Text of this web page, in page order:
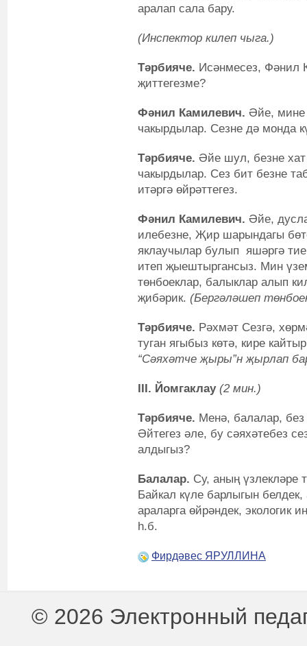
аралап сала бару.
(Инспектор килеп чыга.)
Тәрбияче. Исәнмесез, Фәнил
җиттегезме?
Фәнил Камилевич. Әйе, мине
чакырдылар. Сезне дә монда
Тәрбияче. Әйе шул, безне
чакырдылар. Сез бит безне
итәргә өйрәттегез.
Фәнил Камилевич. Әйе,
илебезне, Җир шарындагы
яклаучылар булып яшәргә
итеп җыештыргансыз. Мин
төнбоеклар, балыклар алып
җибәрик. (Бергәләшеп
Тәрбияче. Рәхмәт Сезгә,
туган ягыбыз көтә, кире
“Сәяхәтче җыры”нҗырлап
III. Йомгаклау (2 мин.)
Тәрбияче. Менә, балалар, без
Әйтегез әле, бу сәяхәтебез
алдыгыз?
Балалар. Су, аның үзлекләре
Байкал күле барлыгын
араларга өйрәндек, экологик
һ.б.
Фирдәвес ЯРУЛЛИНА
© 2026 Электронный